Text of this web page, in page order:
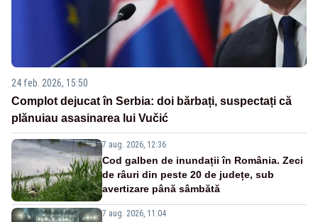
24 feb. 2026, 15:50
Complot dejucat în Serbia: doi bărbați, suspectați că
plănuiau asasinarea lui Vučić
7 aug. 2026, 12:36
Cod galben de inundații în România. Zeci
de râuri din peste 20 de județe, sub
avertizare până sâmbătă
7 aug. 2026, 11:04